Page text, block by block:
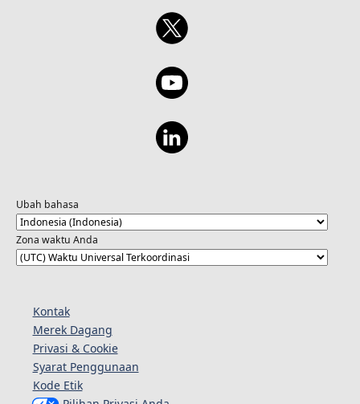
Ubah bahasa
Zona waktu Anda
Kontak
Merek Dagang
Privasi & Cookie
Syarat Penggunaan
Kode Etik